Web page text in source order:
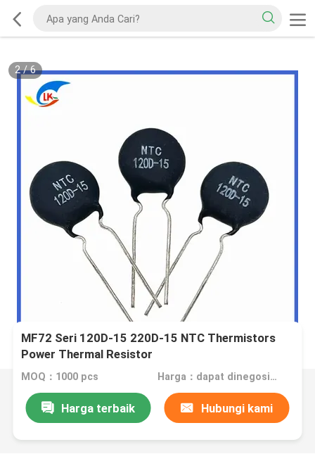
2/6
MF72 Seri 120D-15 220D-15 NTC Thermistors
Power Thermal Resistor
MOQ：1000 pcs Harga：dapat dinegosiasikan
Harga terbaik Hubungi kami